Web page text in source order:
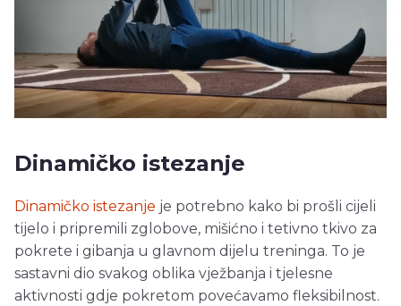
Dinamičko istezanje
Dinamičko istezanje je potrebno kako bi prošli cijeli
tijelo i pripremili zglobove, mišićno i tetivno tkivo za
pokrete i gibanja u glavnom dijelu treninga. To je
sastavni dio svakog oblika vježbanja i tjelesne
aktivnosti gdje pokretom povećavamo fleksibilnost.